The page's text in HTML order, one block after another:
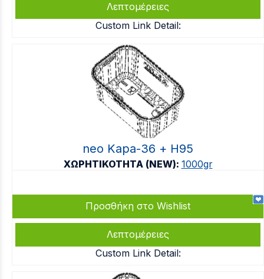
Λεπτομέρειες
Custom Link Detail:
neo Kapa-36 + Η95
ΧΩΡΗΤΙΚΟΤΗΤΑ (NEW): 1000gr
Προσθήκη στο Wishlist
Λεπτομέρειες
Custom Link Detail: